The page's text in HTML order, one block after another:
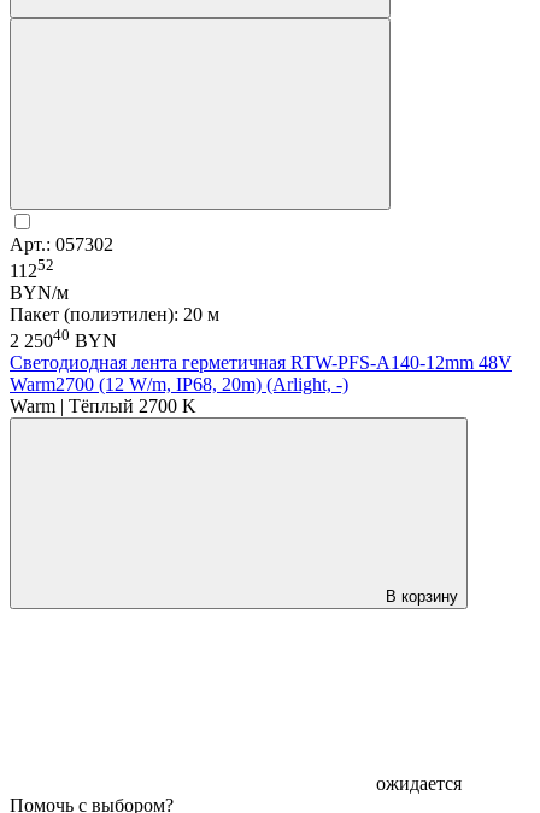
Арт.: 057302
11252
BYN/м
Пакет (полиэтилен): 20 м
2 25040 BYN
Светодиодная лента герметичная RTW-PFS-A140-12mm 48V
Warm2700 (12 W/m, IP68, 20m) (Arlight, -)
Warm | Тёплый 2700 K
В корзину
ожидается
Помочь с выбором?